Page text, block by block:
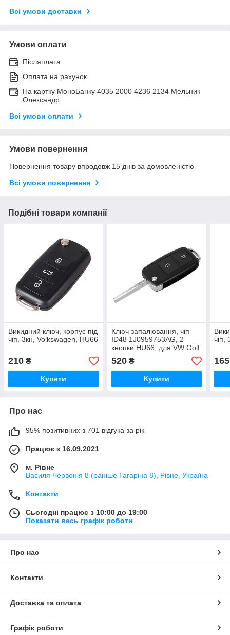
Всі умови доставки
Умови оплати
Післяплата
Оплата на рахунок
На картку МоноБанку 4035 2000 4236 2134 Мельник
Олександр
Всі умови оплати
Умови повернення
Повернення товару впродовж 15 днів за домовленістю
Всі умови повернення
Подібні товари компанії
Викидний ключ, корпус під
чіп, 3кн, Volkswagen, HU66
210 ₴
Купити
Ключ запалювання, чіп
ID48 1J0959753AG, 2
кнопки HU66, для VW Golf
Passat
520₴
Купити
чіп,
165
Про нас
95% позитивних з 701 відгука за рік
Працює з 16.09.2021
м. Рівне
Василя Червонія 8 (раніше Гагаріна 8), Рівне, Україна
Контакти
Сьогодні працює з 10:00 до 19:00
Показати весь графік роботи
Про нас
Контакти
Доставка та оплата
Графік роботи